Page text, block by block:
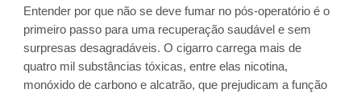
Entender por que não se deve fumar no pós-operatório é o
primeiro passo para uma recuperação saudável e sem
surpresas desagradáveis. O cigarro carrega mais de
quatro mil substâncias tóxicas, entre elas nicotina,
monóxido de carbono e alcatrão, que prejudicam a função